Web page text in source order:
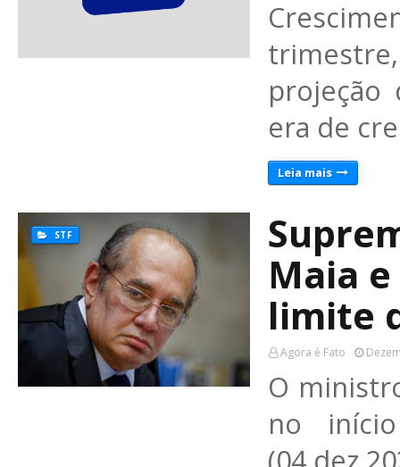
projeção
era de
Leia mais
STF
Maia
limite
Agora é Fato
O
no